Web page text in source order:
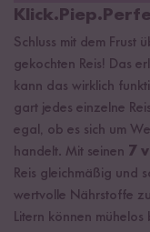
kontaktiere bitte
Bei eigenmächtigen
unsere
*Nicht in der Schweiz
Finde deinen
Jasmin Reis, Thai-
Basmati Reis, Bio-
Schluss mit dem Frust
gekochten Reis! Das
kann das wirklich
gart jedes einzelne
egal, ob es sich um
handelt. Mit seinen 7
Reis gleichmäßig und
wertvolle Nährstoffe
Litern können